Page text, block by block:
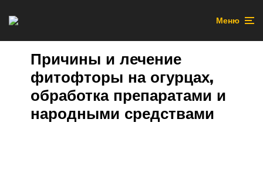
Меню
Причины и лечение
фитофторы на огурцах,
обработка препаратами и
народными средствами